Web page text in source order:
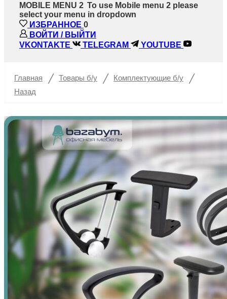
MOBILE MENU 2 To use Mobile menu 2 please
select your menu in dropdown
ИЗБРАННОЕ 0
ВОЙТИ / ВЫЙТИ
VKONTAKTE
TELEGRAM YOUTUBE
Главная / Товары б/у / Комплектующие б/у /
Назад